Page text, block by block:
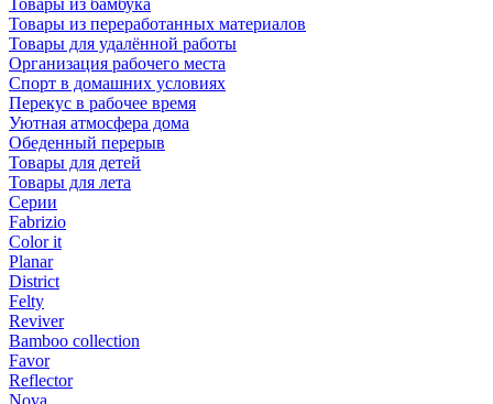
Товары из бамбука
Товары из переработанных материалов
Товары для удалённой работы
Организация рабочего места
Спорт в домашних условиях
Перекус в рабочее время
Уютная атмосфера дома
Обеденный перерыв
Товары для детей
Товары для лета
Серии
Fabrizio
Color it
Planar
District
Felty
Reviver
Bamboo collection
Favor
Reflector
Nova